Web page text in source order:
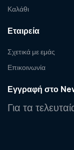
Καλάθι
Εταιρεία
Σχετικά με εμάς
Επικοινωνία
Εγγραφή στο
Για τα